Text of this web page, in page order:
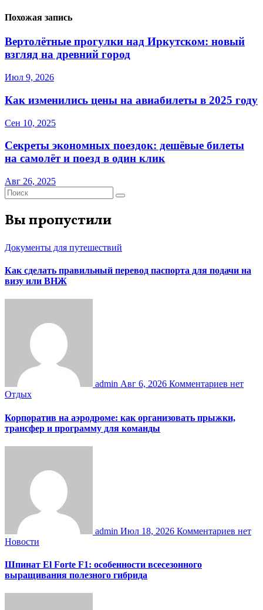
Похожая запись
Вертолётные прогулки над Иркутском: новый
взгляд на древний город
Июл 9, 2026
Как изменились цены на авиабилеты в 2025 году
Сен 10, 2025
Секреты экономных поездок: дешёвые билеты
на самолёт и поезд в один клик
Авг 26, 2025
Вы пропустили
Документы для путешествий
Как сделать правильный перевод паспорта для подачи на
визу или ВНЖ
admin Авг 6, 2026 Комментариев нет
Отдых
Корпоратив на аэродроме: как организовать прыжки,
трансфер и программу для команды
admin Июл 18, 2026 Комментариев нет
Новости
Шпинат El Forte F1: особенности всесезонного
выращивания полезного гибрида